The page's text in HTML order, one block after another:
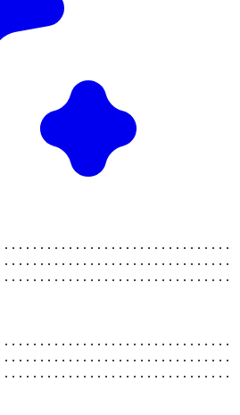
. . . . . . . . . . . . . . . . . . . . . . . . . . . . . . .
. . . . . . . . . . . . . . . . . . . . . . . . . . . . . . .
. . . . . . . . . . . . . . . . . . . . . . . . . . . . . . .
. . . . . . . . . . . . . . . . . . . . . . . . . . . . . . .
. . . . . . . . . . . . . . . . . . . . . . . . . . . . . . .
. . . . . . . . . . . . . . . . . . . . . . . . . . . . . . .